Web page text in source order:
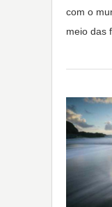
com o
meio das